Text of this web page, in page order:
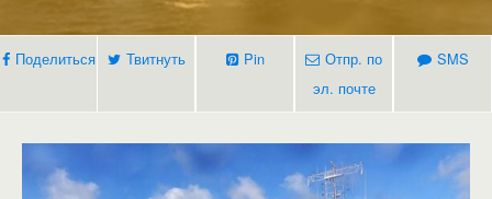
Поделиться Твитнуть Pin
Отпр. по
эл. почте
SMS